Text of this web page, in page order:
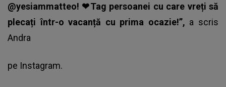
@yesiammatteo! ❤Tag persoanei cu care vreți să
plecați într-o vacanță cu prima ocazie!”, a scris
Andra
pe Instagram.